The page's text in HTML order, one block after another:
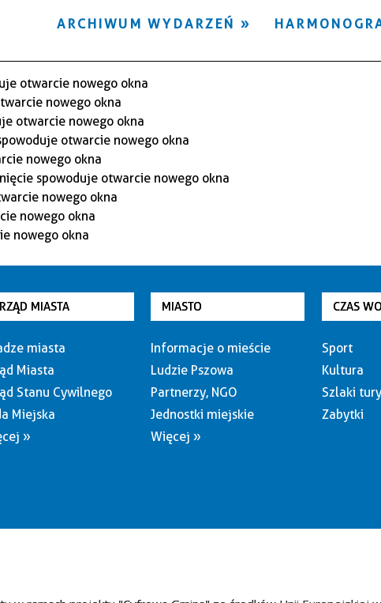
ARCHIWUM WYDARZEŃ
MIASTA
miasta
Miasta
Stanu Cywilnego
Miejska
»
MIASTO
Informacje o mieście
Ludzie Pszowa
Partnerzy, NGO
Jednostki miejskie
Więcej »
CZAS
Sport
Kultura
Szlaki
Zabytki